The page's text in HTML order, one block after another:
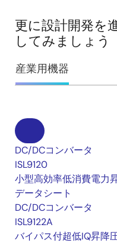
更に設計開発を
してみましょう
産業用機器
DC/DCコンバータ
ISL9120
小型高効率低消費電力
データシート
DC/DCコンバータ
ISL9122A
バイパス付超低IQ昇降